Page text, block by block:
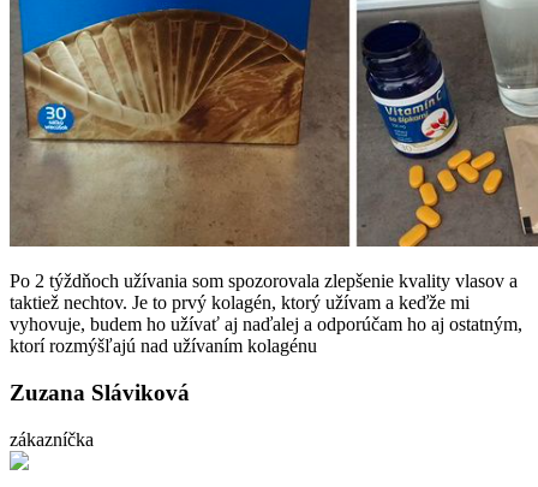
Po 2 týždňoch užívania som spozorovala zlepšenie kvality vlasov a
taktiež nechtov. Je to prvý kolagén, ktorý užívam a keďže mi
vyhovuje, budem ho užívať aj naďalej a odporúčam ho aj ostatným,
ktorí rozmýšľajú nad užívaním kolagénu
Zuzana Sláviková
zákazníčka